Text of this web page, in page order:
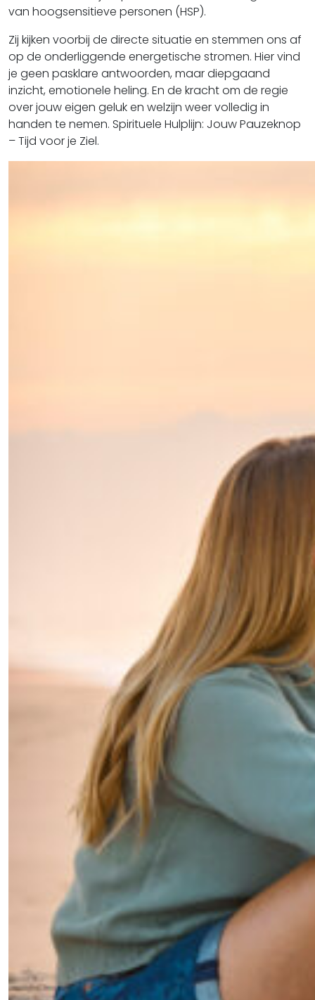
van hoogsensitieve personen (HSP).
Zij kijken voorbij de directe situatie en stemmen ons af
op de onderliggende energetische stromen. Hier vind
je geen pasklare antwoorden, maar diepgaand
inzicht, emotionele heling. En de kracht om de regie
over jouw eigen geluk en welzijn weer volledig in
handen te nemen. Spirituele Hulplijn: Jouw Pauzeknop
– Tijd voor je Ziel.